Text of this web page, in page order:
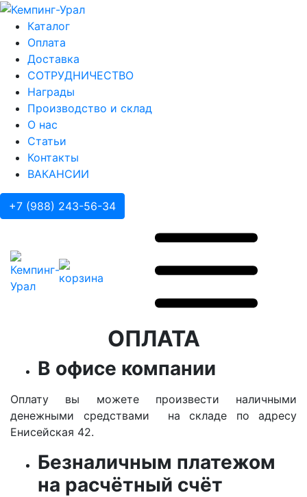
Каталог
Оплата
Доставка
СОТРУДНИЧЕСТВО
Награды
Производство и склад
О нас
Статьи
Контакты
ВАКАНСИИ
+7 (988) 243-56-34
ОПЛАТА
В офисе компании
Оплату вы можете произвести наличными
денежными средствами на складе по адресу
Енисейская 42.
Безналичным платежом
на расчётный счёт